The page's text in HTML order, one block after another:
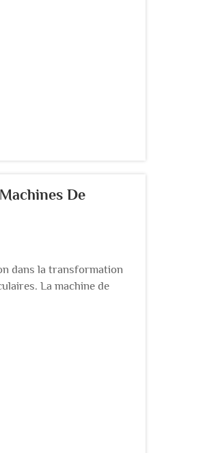
une place centrale...
De
dans la transformation
La machine de
des barres